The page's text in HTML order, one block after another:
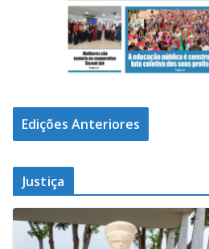
Edições Anteriores
Justiça